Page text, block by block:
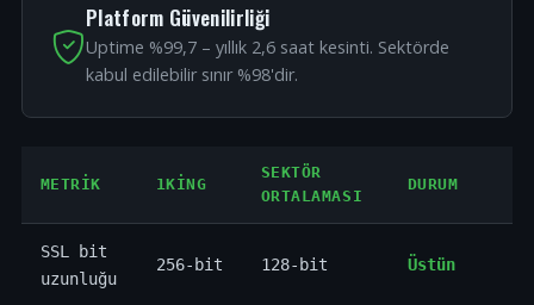
Platform Güvenilirliği
Uptime %99,7 – yıllık 2,6 saat kesinti. Sektörde
kabul edilebilir sınır %98'dir.
METRIK 1KING
SEKTÖR
ORTALAMASI
DURUM
SSL bit
uzunluğu
256-bit 128-bit Üstün